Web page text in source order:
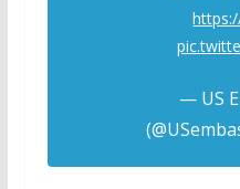
— US